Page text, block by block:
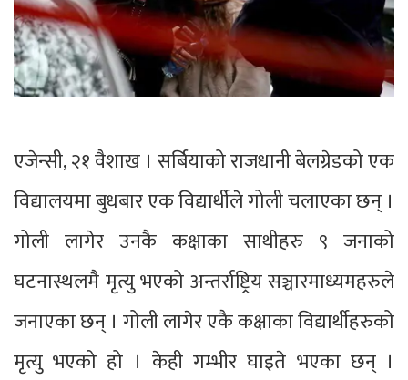
एजेन्सी, २१ वैशाख । सर्बियाको राजधानी बेलग्रेडको एक
विद्यालयमा बुधबार एक विद्यार्थीले गोली चलाएका छन् ।
गोली लागेर उनकै कक्षाका साथीहरु ९ जनाको
घटनास्थलमै मृत्यु भएको अन्तर्राष्ट्रिय सञ्चारमाध्यमहरुले
जनाएका छन् । गोली लागेर एकै कक्षाका विद्यार्थीहरुको
मृत्यु भएको हो । केही गम्भीर घाइते भएका छन् ।